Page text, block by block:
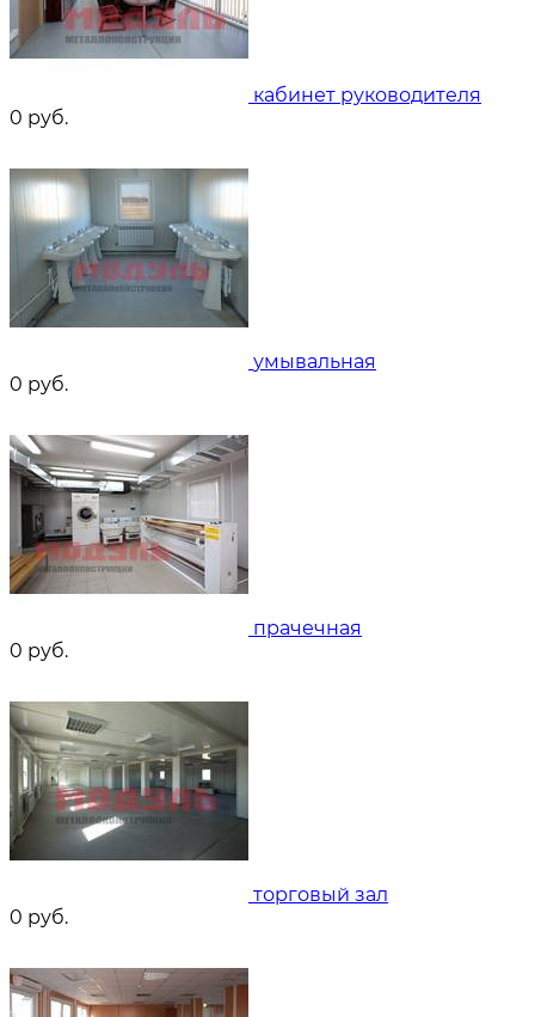
кабинет руководителя
0 руб.
умывальная
0 руб.
прачечная
0 руб.
торговый зал
0 руб.